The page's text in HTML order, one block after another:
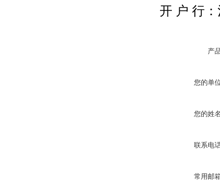
开 户 行
产
您的单
您的姓
联系电
常用邮